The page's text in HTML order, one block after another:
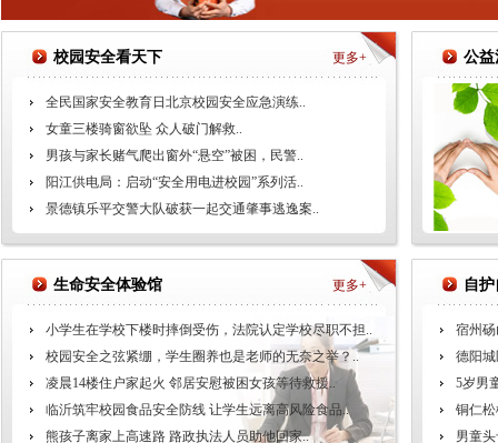
校园安全看天下 更多+
全民国家安全教育日北京校园安全应急演练..
女童三楼骑窗欲坠 众人破门解救..
男孩与家长赌气爬出窗外“悬空”被困，民警..
阳江供电局：启动“安全用电进校园”系列活..
景德镇乐平交警大队破获一起交通肇事逃逸案..
生命安全体验馆 更多+
小学生在学校下楼时摔倒受伤，法院认定学校尽职不担..
校园安全之弦紧绷，学生圈养也是老师的无奈之举？..
凌晨14楼住户家起火 邻居安慰被困女孩等待救援..
临沂筑牢校园食品安全防线 让学生远离高风险食品..
熊孩子离家上高速路 路政执法人员助他回家..
公益
自
宿州
德阳
5岁男
铜仁
男童